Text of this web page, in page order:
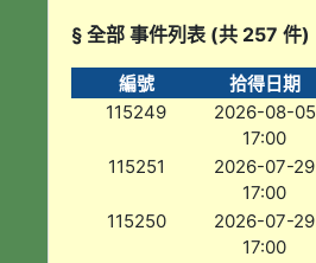
§ 全部 事件列表 (共 257 件)
編號 拾得日期
115249
2026-08-05
17:00
115251
2026-07-29
17:00
115250
2026-07-29
17:00